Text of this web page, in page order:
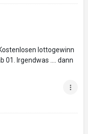
lottogewinn
01. Irgendwas …. dann